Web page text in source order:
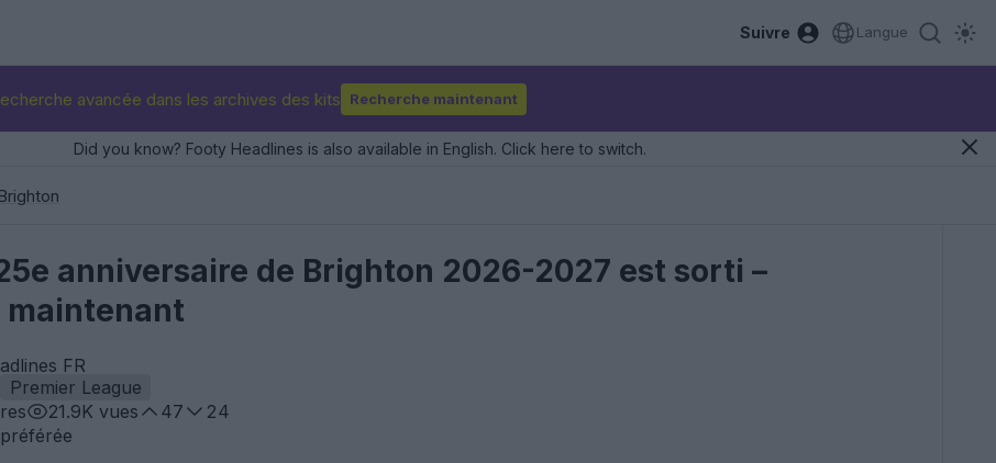
Suivre Langue
avancée dans les archives des kits Recherche maintenant
Did you know? Footy Headlines is also available in English. Click here to switch.
Brighton
anniversaire de Brighton 2026-2027 est sorti –
maintenant
FR
Premier League
21.9K vues 47
24